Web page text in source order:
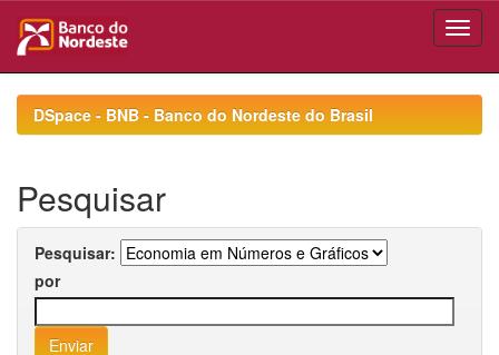
navigationDSpace - BNB - Banco do Nordeste do Brasil
Pesquisar
Pesquisar:
por